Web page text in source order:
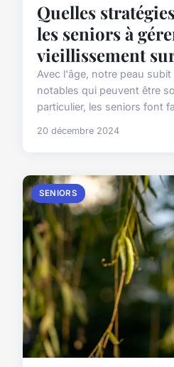
Quelles
les seniors à
vieillissement
Avec l'âge, notre peau
notables qui peuvent être
particulier, les seniors font
20 décembre 2024
SENIORS